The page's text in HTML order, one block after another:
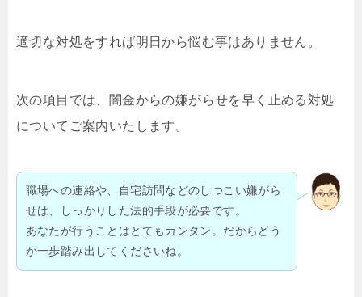
適切な対処をすれば明日から悩む事はありません。
次の項目では、闇金からの嫌がらせを早く止める対処
についてご案内いたします。
職場への連絡や、自宅訪問などのしつこい嫌がら
せは、しっかりした法的手段が必要です。
あなたが行うことはとてもカンタン。だからどう
か一歩踏み出してくださいね。